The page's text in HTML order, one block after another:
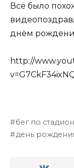
Всё было
днём
http://
бег по
день